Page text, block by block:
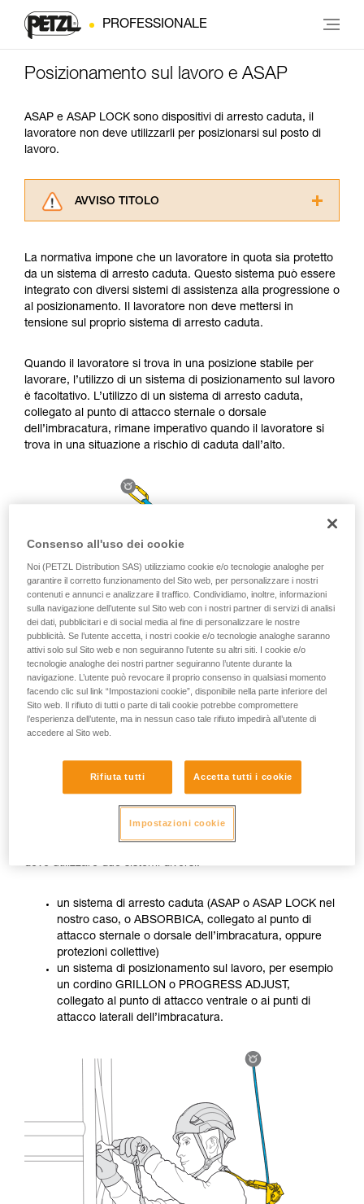
PROFESSIONALE
Posizionamento sul lavoro e ASAP
ASAP e ASAP LOCK sono dispositivi di arresto caduta, il
lavoratore non deve utilizzarli per posizionarsi sul posto di
lavoro.
AVVISO TITOLO
consultarlo. Dovete aver compreso le
informazioni dell’istruzione tecnica per poter
capire queste ulteriori informazioni.
La padronanza di queste tecniche richiede una
formazione ed un addestramento specifico.
capacità di rifare la manovra, da soli, in piena
sicurezza, prima di riprodurla autonomamente.
Forniamo esempi di tecniche relative alla vostra
attività. Ne possono esistere altre che non
vengono qui descritte.
La normativa impone che un lavoratore in quota sia protetto
da un sistema di arresto caduta. Questo sistema può essere
integrato con diversi sistemi di assistenza alla progressione o
al posizionamento. Il lavoratore non deve mettersi in
tensione sul proprio sistema di arresto caduta.
Quando il lavoratore si trova in una posizione stabile per
lavorare, l’utilizzo di un sistema di posizionamento sul lavoro
è facoltativo. L’utilizzo di un sistema di arresto caduta,
collegato al punto di attacco sternale o dorsale
dell’imbracatura, rimane imperativo quando il lavoratore si
trova in una situazione a rischio di caduta dall’alto.
deve utilizzare due sistemi diversi:
un sistema di arresto caduta (ASAP o ASAP LOCK nel
nostro caso, o ABSORBICA, collegato al punto di
attacco sternale o dorsale dell’imbracatura, oppure
protezioni collettive)
un sistema di posizionamento sul lavoro, per esempio
un cordino GRILLON o PROGRESS ADJUST,
collegato al punto di attacco ventrale o ai punti di
attacco laterali dell’imbracatura.
Consenso all'uso dei cookie
Noi (PETZL Distribution SAS) utilizziamo cookie e/o tecnologie analoghe per
garantire il corretto funzionamento del Sito web, per personalizzare i nostri
contenuti e annunci e analizzare il traffico. Condividiamo, inoltre, informazioni
sulla navigazione dell’utente sul Sito web con i nostri partner di servizi di analisi
dei dati, pubblicitari e di social media al fine di personalizzare le nostre
pubblicità. Se l’utente accetta, i nostri cookie e/o tecnologie analoghe saranno
attivi solo sul Sito web e non seguiranno l’utente su altri siti. I cookie e/o
tecnologie analoghe dei nostri partner seguiranno l’utente durante la
navigazione. L’utente può revocare il proprio consenso in qualsiasi momento
facendo clic sul link “Impostazioni cookie”, disponibile nella parte inferiore del
Sito web. Il rifiuto di tutti o parte di tali cookie potrebbe compromettere
l’esperienza dell’utente, ma in nessun caso tale rifiuto impedirà all’utente di
accedere al Sito web.
Rifiuta tutti Accetta tutti i cookie
Impostazioni cookie